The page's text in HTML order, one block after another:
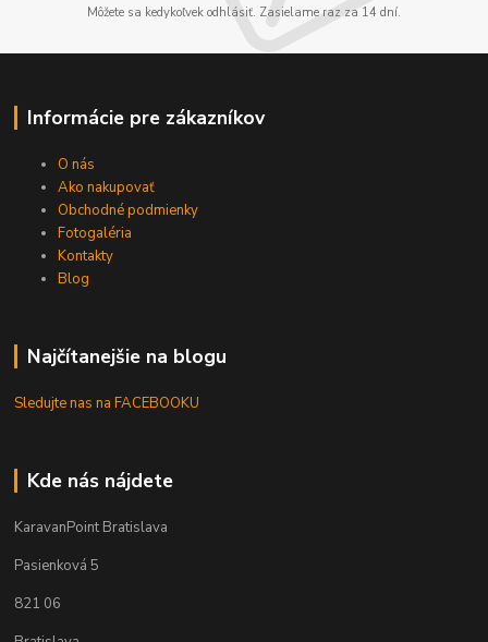
Môžete sa kedykoľvek odhlásiť. Zasielame raz za 14 dní.
Informácie pre zákazníkov
O nás
Ako nakupovať
Obchodné podmienky
Fotogaléria
Kontakty
Blog
Najčítanejšie na blogu
Sledujte nas na FACEBOOKU
Kde nás nájdete
KaravanPoint Bratislava
Pasienková 5
821 06